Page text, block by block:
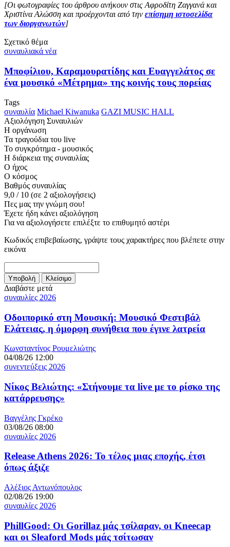
[Οι φωτογραφίες του άρθρου ανήκουν στις Αφροδίτη Ζαγγανά και
Χριστίνα Αλώσση και προέρχονται από την επίσημη ιστοσελίδα
των διοργανωτών]
Σχετικό θέμα
συναυλιακά νέα
Μποφίλιου, Καραμουρατίδης και Ευαγγελάτος σε
ένα μουσικό «Μέτρημα» της κοινής τους πορείας
Tags
συναυλία Michael Kiwanuka GAZI MUSIC HALL
Αξιολόγηση Συναυλιών
Η οργάνωση
Τα τραγούδια του live
Το συγκρότημα - μουσικός
Η διάρκεια της συναυλίας
Ο ήχος
Ο κόσμος
Βαθμός συναυλίας
9,0 / 10 (σε 2 αξιολογήσεις)
Πες μας την γνώμη σου!
Έχετε ήδη κάνει αξιολόγηση
Για να αξιολογήσετε επιλέξτε το επιθυμητό αστέρι
Κωδικός επιβεβαίωσης, γράψτε τους χαρακτήρες που βλέπετε στην
εικόνα
Διαβάστε μετά
συναυλίες 2026
Οδοιπορικό στη Μουσική: Μουσικό Φεστιβάλ
Ελάτειας, η όμορφη συνήθεια που έγινε λατρεία
Κωνσταντίνος Ρουμελιώτης
04/08/26 12:00
συνεντεύξεις 2026
Νίκος Βελιώτης: «Στήνουμε τα live με το ρίσκο της
κατάρρευσης»
Βαγγέλης Γκρέκο
03/08/26 08:00
συναυλίες 2026
Release Athens 2026: Το τέλος μιας εποχής, έτσι
όπως άξιζε
Αλέξιος Αντωνόπουλος
02/08/26 19:00
συναυλίες 2026
PhillGood: Οι Gorillaz μάς τσίλαραν, οι Kneecap
και οι Sleaford Mods μάς τσίτωσαν